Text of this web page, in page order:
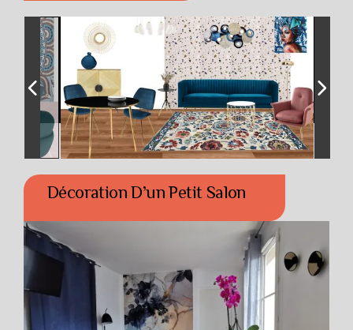
Décoration D’un Petit Salon